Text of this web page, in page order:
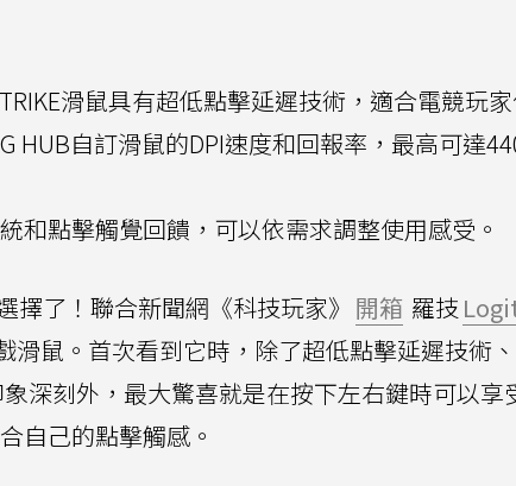
滑鼠具有超低點擊延遲技術，適合電競玩
HUB自訂滑鼠的DPI速度和回報率，最高可達
和點擊觸覺回饋，可以依需求調整使用感受。
擇了！聯合新聞網《科技玩家》 開箱 羅技
滑鼠。首次看到它時，除了超低點擊延遲技術
深刻外，最大驚喜就是在按下左右鍵時可以享
自己的點擊觸感。